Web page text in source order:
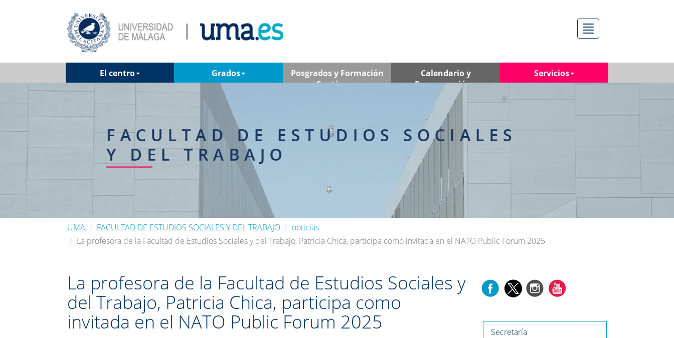
Menú
El centro Grados
Posgrados y Formación
Contínua
Calendario y
Programación
Servicios
UMA FACULTAD DE ESTUDIOS SOCIALES Y DEL TRABAJO
noticias
La profesora de la Facultad de Estudios Sociales y del Trabajo, Patricia Chica, participa como invitada en el NATO Public Forum 2025
La profesora de la Facultad de Estudios Sociales y
del Trabajo, Patricia Chica, participa como
invitada en el NATO Public Forum 2025
Secretaría